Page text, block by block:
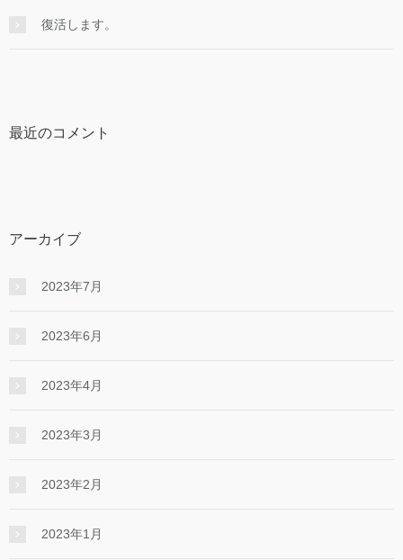
復活します。
最近のコメント
アーカイブ
2023年7月
2023年6月
2023年4月
2023年3月
2023年2月
2023年1月